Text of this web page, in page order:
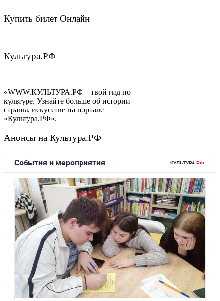
Купить билет Онлайн
Культура.РФ
«WWW.КУЛЬТУРА.РФ – твой гид по
культуре. Узнайте больше об истории
страны, искусстве на портале
«Культура.РФ».
Анонсы на Культура.РФ